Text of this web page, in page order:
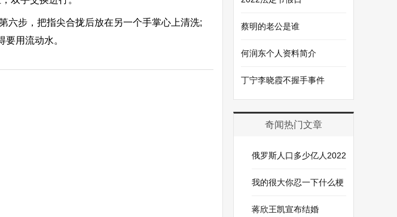
六步，把指尖合拢后放在另一个手掌心上清洗;
用流动水。
蔡明的老公是谁
何润东个人资料简介
丁宁李晓霞不握手事件
奇闻热门文章
俄罗斯人口多少亿人2022
我的很大你忍一下什么梗
蒋欣王凯宣布结婚